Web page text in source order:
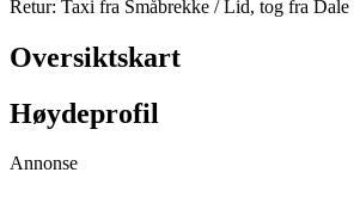
Retur: Taxi fra Småbrekke / Lid, tog fra Dale
Oversiktskart
Høydeprofil
Annonse